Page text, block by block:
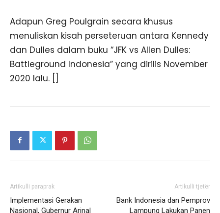
Adapun Greg Poulgrain secara khusus
menuliskan kisah perseteruan antara Kennedy
dan Dulles dalam buku “JFK vs Allen Dulles:
Battleground Indonesia” yang dirilis November
2020 lalu. []
Artikulli paraprak
Implementasi Gerakan
Nasional, Gubernur Arinal
Artikulli tjetër
Bank Indonesia dan Pemprov
Lampung Lakukan Panen